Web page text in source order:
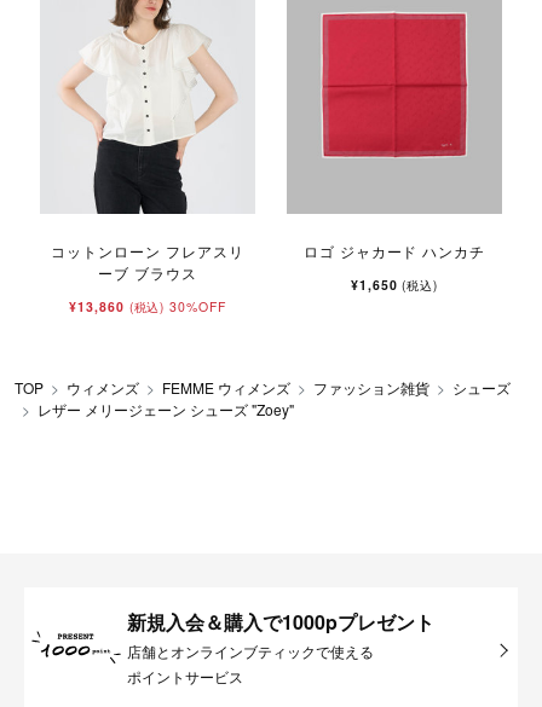
コットンローン フレアスリ
ーブ ブラウス
¥13,860 (税込) 30%OFF
ロゴ ジャカード ハンカチ
¥1,650(税込)
TOP ウィメンズ FEMME ウィメンズ ファッション雑貨
シューズ
レザー メリージェーン シューズ "Zoey"
新規入会＆購入で1000pプレゼント
店舗とオンラインブティックで使える
ポイントサービス